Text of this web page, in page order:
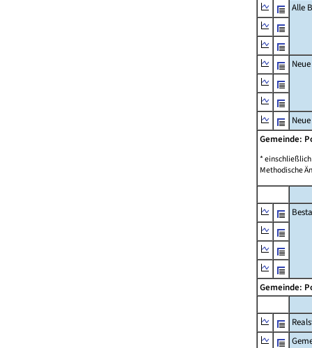
Alle
Gemeinde:
*
Methodische
Gemeinde: